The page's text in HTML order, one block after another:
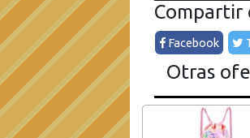
Compartir
Facebook
Otras